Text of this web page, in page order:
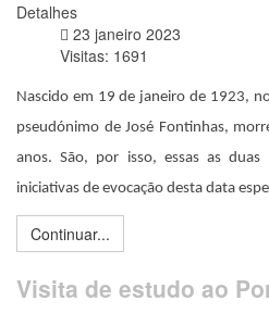
Detalhes
23 janeiro 2023
Visitas: 1691
Nascido em 19 de janeiro de 1923,
pseudónimo de José Fontinhas,
anos. São, por isso, essas as duas
iniciativas de evocação desta data
Continuar...
Visita de estudo ao